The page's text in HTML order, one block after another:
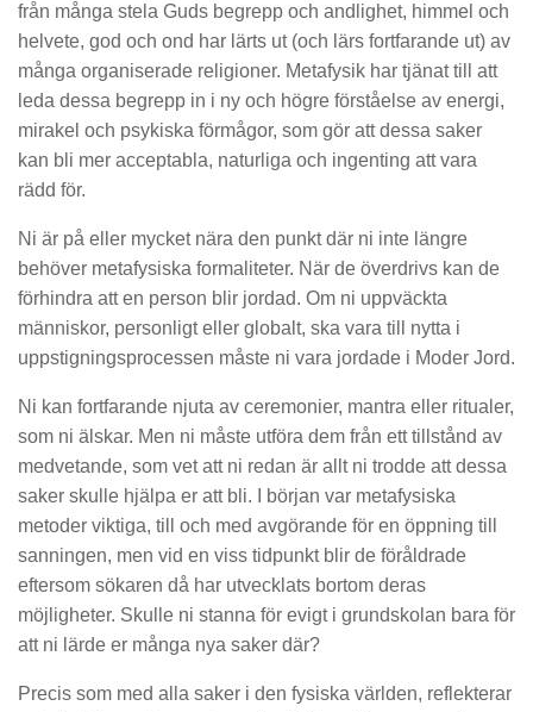
från många stela Guds begrepp och andlighet, himmel och
helvete, god och ond har lärts ut (och lärs fortfarande ut) av
många organiserade religioner. Metafysik har tjänat till att
leda dessa begrepp in i ny och högre förståelse av energi,
mirakel och psykiska förmågor, som gör att dessa saker
kan bli mer acceptabla, naturliga och ingenting att vara
rädd för.
Ni är på eller mycket nära den punkt där ni inte längre
behöver metafysiska formaliteter. När de överdrivs kan de
förhindra att en person blir jordad. Om ni uppväckta
människor, personligt eller globalt, ska vara till nytta i
uppstigningsprocessen måste ni vara jordade i Moder Jord.
Ni kan fortfarande njuta av ceremonier, mantra eller ritualer,
som ni älskar. Men ni måste utföra dem från ett tillstånd av
medvetande, som vet att ni redan är allt ni trodde att dessa
saker skulle hjälpa er att bli. I början var metafysiska
metoder viktiga, till och med avgörande för en öppning till
sanningen, men vid en viss tidpunkt blir de föråldrade
eftersom sökaren då har utvecklats bortom deras
möjligheter. Skulle ni stanna för evigt i grundskolan bara för
att ni lärde er många nya saker där?
Precis som med alla saker i den fysiska världen, reflekterar